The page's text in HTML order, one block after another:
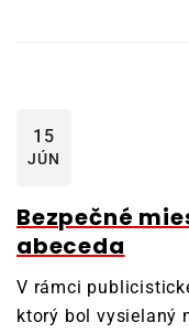
15
JÚN
Bezpečné
abeceda
V rámci
ktorý bol vysielaný